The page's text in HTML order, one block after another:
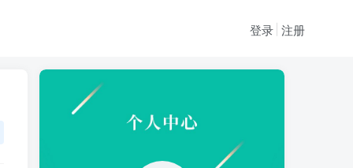
登录 注册